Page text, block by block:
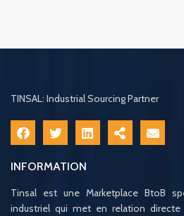
TINSAL: Industrial Sourcing Partner
INFORMATION
Tinsal est une Marketplace BtoB
industriel qui met en relation